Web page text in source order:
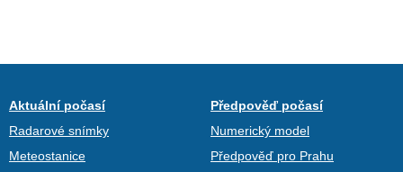
Aktuální počasí
Radarové snímky
Meteostanice
Předpověď počasí
Numerický model
Předpověď pro Prahu